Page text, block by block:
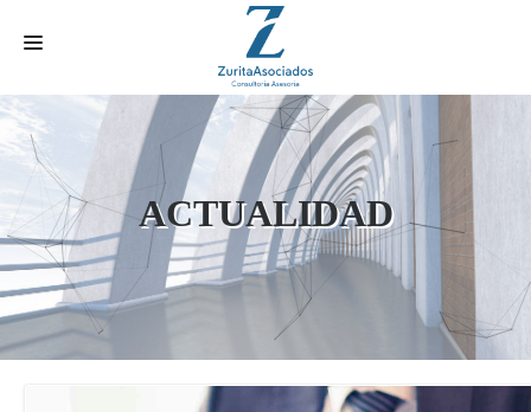
INICIO
SERVICIOS
HISTORIA
TRÁMITES ONLINE
CONTACTO
ACTUALIDAD